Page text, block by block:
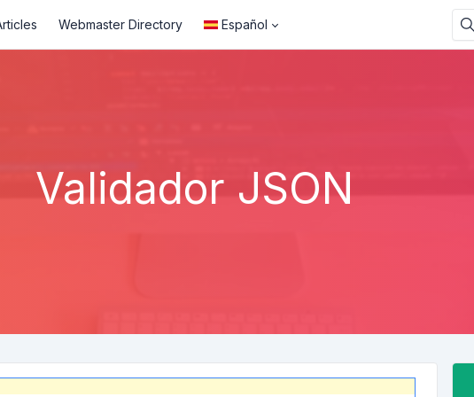
Webmaster Directory Español
Validador JSON